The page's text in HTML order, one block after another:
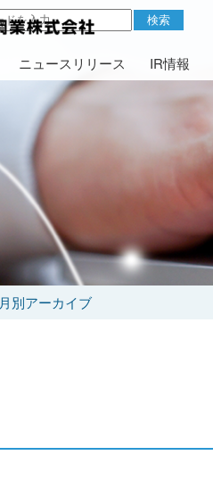
検索
ニュースリリース IR情報
月別アーカイブ